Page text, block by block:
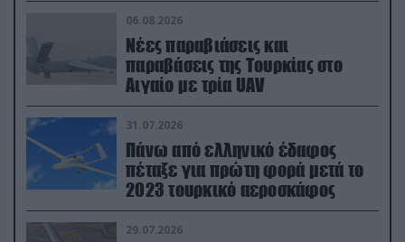
06.08.2026
Νέες παραβιάσεις και
παραβάσεις της Τουρκίας στο
Αιγαίο με τρία UAV
31.07.2026
Πάνω από ελληνικό έδαφος
πέταξε για πρώτη φορά μετά το
2023 τουρκικό αεροσκάφος
29.07.2026